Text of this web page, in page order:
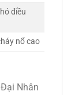
điều
nổ cao
Nhân